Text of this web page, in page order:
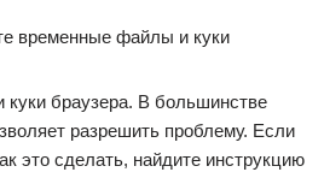
временные файлы и куки
куки браузера. В большинстве
разрешить проблему. Если
это сделать, найдите инструкцию